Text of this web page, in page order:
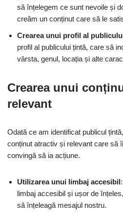
să înțelegem ce sunt nevoile și
creăm un conținut care să le
Crearea unui profil al
profil al publicului țintă, care să
vârsta, genul, locația și alte
Crearea unui
relevant
Odată ce am identificat publicul
conținut atractiv și relevant care să
convingă să ia acțiune.
Utilizarea unui limbaj accesibil
limbaj accesibil și ușor de
să înțeleagă mesajul nostru.